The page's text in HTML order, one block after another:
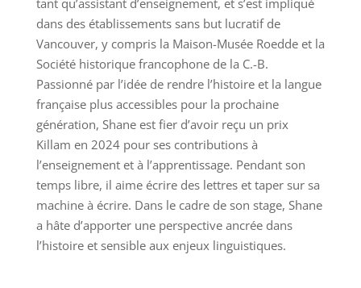
tant qu’assistant d’enseignement, et s’est impliqué
dans des établissements sans but lucratif de
Vancouver, y compris la Maison-Musée Roedde et la
Société historique francophone de la C.-B.
Passionné par l’idée de rendre l’histoire et la langue
française plus accessibles pour la prochaine
génération, Shane est fier d’avoir reçu un prix
Killam en 2024 pour ses contributions à
l’enseignement et à l’apprentissage. Pendant son
temps libre, il aime écrire des lettres et taper sur sa
machine à écrire. Dans le cadre de son stage, Shane
a hâte d’apporter une perspective ancrée dans
l’histoire et sensible aux enjeux linguistiques.